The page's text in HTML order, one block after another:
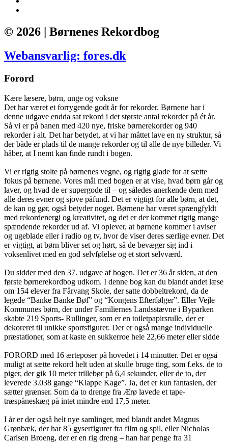
© 2026 | Børnenes Rekordbog
Webansvarlig: fores.dk
Forord
Kære læsere, børn, unge og voksne
Det har været et forrygende godt år for rekorder. Børnene har i
denne udgave endda sat rekord i det største antal rekorder på ét år.
Så vi er på banen med 420 nye, friske børnerekorder og 940
rekorder i alt. Det har betydet, at vi har måttet lave en ny struktur, så
der både er plads til de mange rekorder og til alle de nye billeder. Vi
håber, at I nemt kan finde rundt i bogen.
Vi er rigtig stolte på børnenes vegne, og rigtig glade for at sætte
fokus på børnene. Vores mål med bogen er at vise, hvad børn går og
laver, og hvad de er supergode til – og således anerkende dem med
alle deres evner og sjove påfund. Det er vigtigt for alle børn, at det,
de kan og gør, også betyder noget. Børnene har været sprængfyldt
med rekordenergi og kreativitet, og det er der kommet rigtig mange
spændende rekorder ud af. Vi oplever, at børnene kommer i aviser
og ugeblade eller i radio og tv, hvor de viser deres særlige evner. Det
er vigtigt, at børn bliver set og hørt, så de bevæger sig ind i
voksenlivet med en god selvfølelse og et stort selvværd.
Du sidder med den 37. udgave af bogen. Det er 36 år siden, at den
første børnerekordbog udkom. I denne bog kan du blandt andet læse
om 154 elever fra Fårvang Skole, der satte dobbeltrekord, da de
legede “Banke Banke Bøf” og “Kongens Efterfølger”. Eller Vejle
Kommunes børn, der under Familiernes Landsstævne i Byparken
skabte 219 Sports- Rullinger, som er en toiletpapirsrulle, der er
dekoreret til unikke sportsfigurer. Der er også mange individuelle
præstationer, som at kaste en sukkerroe hele 22,66 meter eller sidde
FORORD med 16 ærteposer på hovedet i 14 minutter. Det er også
muligt at sætte rekord helt uden at skulle bruge ting, som f.eks. de to
piger, der gik 10 meter trillebør på 6,4 sekunder, eller de to, der
leverede 3.038 gange “Klappe Kage”. Ja, det er kun fantasien, der
sætter grænser. Som da to drenge fra Ærø lavede et tape-
træspåneskæg på intet mindre end 17,5 meter.
I år er der også helt nye samlinger, med blandt andet Magnus
Grønbæk, der har 85 gyserfigurer fra film og spil, eller Nicholas
Carlsen Broeng, der er en rig dreng – han har penge fra 31